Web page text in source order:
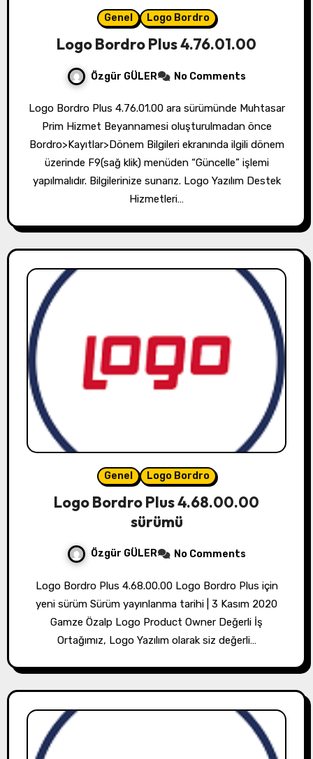
Genel Logo Bordro
Logo Bordro Plus 4.76.01.00
Özgür GÜLER No Comments
Logo Bordro Plus 4.76.01.00 ara sürümünde Muhtasar
Prim Hizmet Beyannamesi oluşturulmadan önce
Bordro>Kayıtlar>Dönem Bilgileri ekranında ilgili dönem
üzerinde F9(sağ klik) menüden “Güncelle” işlemi
yapılmalıdır. Bilgilerinize sunarız. Logo Yazılım Destek
Hizmetleri…
Genel Logo Bordro
Logo Bordro Plus 4.68.00.00
sürümü
Özgür GÜLER No Comments
Logo Bordro Plus 4.68.00.00 Logo Bordro Plus için
yeni sürüm Sürüm yayınlanma tarihi | 3 Kasım 2020
Gamze Özalp Logo Product Owner Değerli İş
Ortağımız, Logo Yazılım olarak siz değerli…